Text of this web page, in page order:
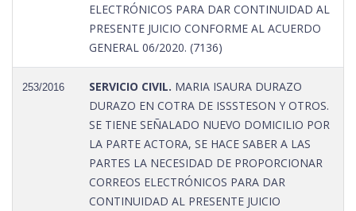
ELECTRÓNICOS PARA DAR CONTINUIDAD AL
PRESENTE JUICIO CONFORME AL ACUERDO
GENERAL 06/2020. (7136)
253/2016 SERVICIO CIVIL. MARIA ISAURA DURAZO
DURAZO EN COTRA DE ISSSTESON Y OTROS.
SE TIENE SEÑALADO NUEVO DOMICILIO POR
LA PARTE ACTORA, SE HACE SABER A LAS
PARTES LA NECESIDAD DE PROPORCIONAR
CORREOS ELECTRÓNICOS PARA DAR
CONTINUIDAD AL PRESENTE JUICIO